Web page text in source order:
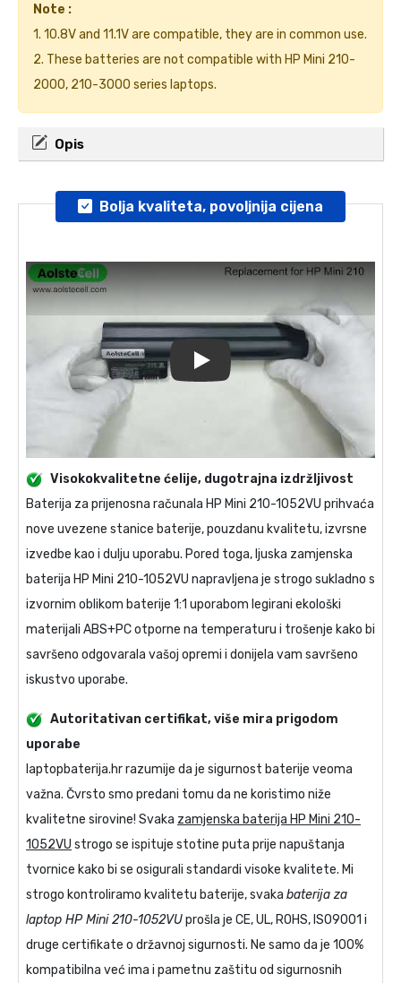
Note :
1. 10.8V and 11.1V are compatible, they are in common use.
2. These batteries are not compatible with HP Mini 210-
2000, 210-3000 series laptops.
Opis
Bolja kvaliteta, povoljnija cijena
Visokokvalitetne ćelije, dugotrajna izdržljivost
Baterija za prijenosna računala HP Mini 210-1052VU prihvaća
nove uvezene stanice baterije, pouzdanu kvalitetu, izvrsne
izvedbe kao i dulju uporabu. Pored toga, ljuska zamjenska
baterija HP Mini 210-1052VU napravljena je strogo sukladno s
izvornim oblikom baterije 1:1 uporabom legirani ekološki
materijali ABS+PC otporne na temperaturu i trošenje kako bi
savršeno odgovarala vašoj opremi i donijela vam savršeno
iskustvo uporabe.
Autoritativan certifikat, više mira prigodom
uporabe
laptopbaterija.hr razumije da je sigurnost baterije veoma
važna. Čvrsto smo predani tomu da ne koristimo niže
kvalitetne sirovine! Svaka zamjenska baterija HP Mini 210-
1052VU strogo se ispituje stotine puta prije napuštanja
tvornice kako bi se osigurali standardi visoke kvalitete. Mi
strogo kontroliramo kvalitetu baterije, svaka baterija za
laptop HP Mini 210-1052VUprošla je CE, UL, ROHS, ISO9001 i
druge certifikate o državnoj sigurnosti. Ne samo da je 100%
kompatibilna već ima i pametnu zaštitu od sigurnosnih